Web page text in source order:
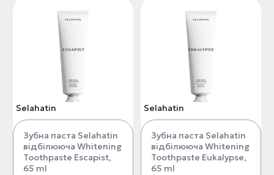
Selahatin
Зубна паста Selahatin
відбілююча Whitening
Toothpaste Escapist,
65 ml
Selahatin
Зубна паста Selahatin
відбілююча Whitening
Toothpaste Eukalypse,
65 ml